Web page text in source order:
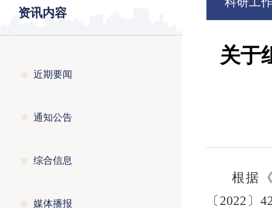
资讯内容
近期要闻
通知公告
综合信息
媒体播报
关于
根据
〔2022